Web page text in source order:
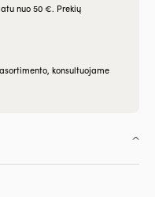
nuo 50 €. Prekių
konsultuojame